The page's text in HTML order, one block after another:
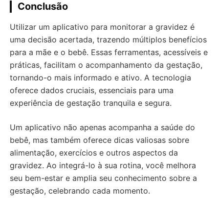
Conclusão
Utilizar um aplicativo para monitorar a gravidez é
uma decisão acertada, trazendo múltiplos benefícios
para a mãe e o bebê. Essas ferramentas, acessíveis e
práticas, facilitam o acompanhamento da gestação,
tornando-o mais informado e ativo. A tecnologia
oferece dados cruciais, essenciais para uma
experiência de gestação tranquila e segura.
Um aplicativo não apenas acompanha a saúde do
bebê, mas também oferece dicas valiosas sobre
alimentação, exercícios e outros aspectos da
gravidez. Ao integrá-lo à sua rotina, você melhora
seu bem-estar e amplia seu conhecimento sobre a
gestação, celebrando cada momento.